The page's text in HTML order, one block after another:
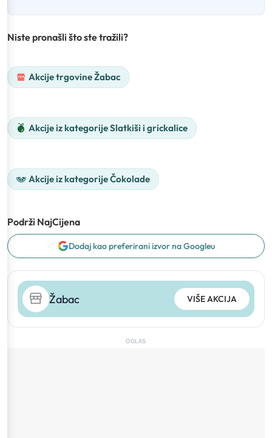
Niste pronašli što ste tražili?
Akcije trgovine Žabac
Akcije iz kategorije Slatkiši i grickalice
Akcije iz kategorije Čokolade
Podrži NajCijena
Dodaj kao preferirani izvor na Googleu
Žabac VIŠE AKCIJA
OGLAS